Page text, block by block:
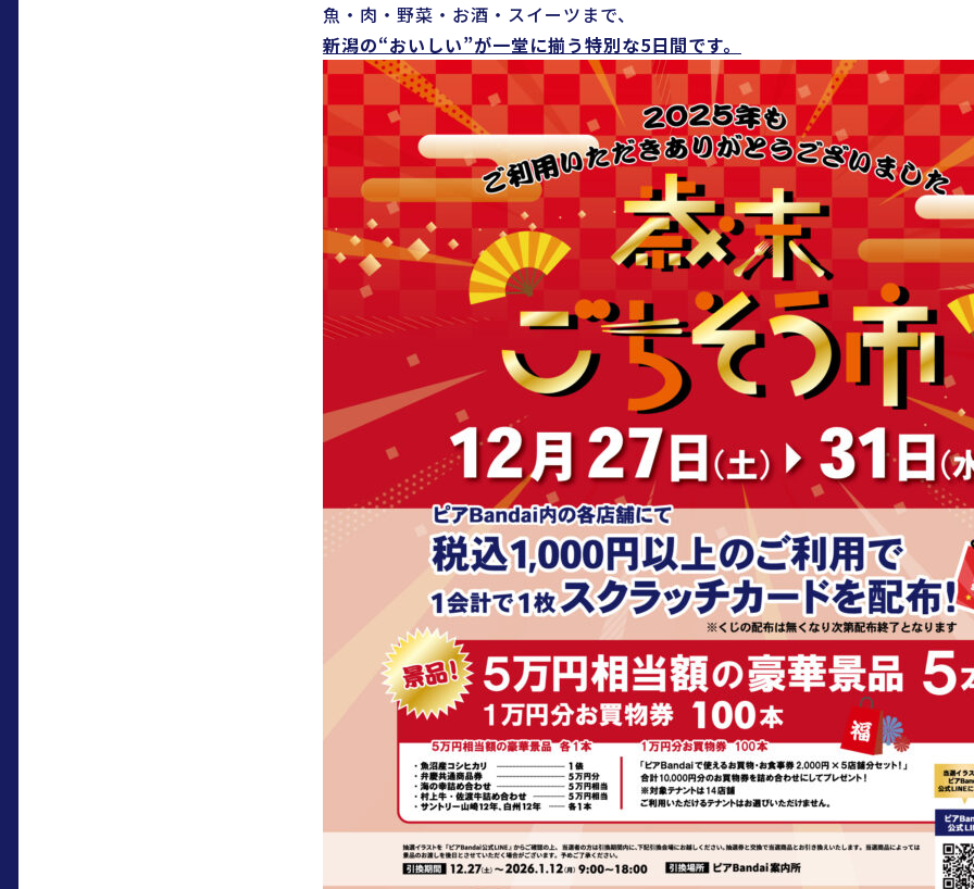
魚・肉・野菜・お酒・スイーツまで、
新潟の“おいしい”が一堂に揃う特別な5日間です。